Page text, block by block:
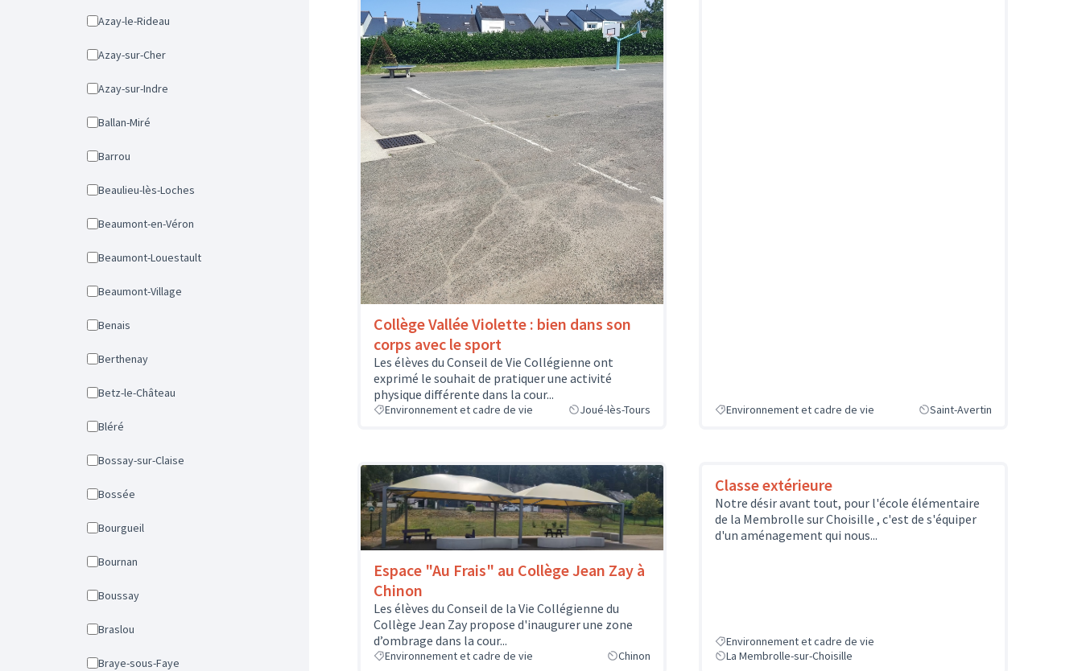
Azay-le-Rideau
Azay-sur-Cher
Azay-sur-Indre
Ballan-Miré
Barrou
Beaulieu-lès-Loches
Beaumont-en-Véron
Beaumont-Louestault
Beaumont-Village
Benais
Berthenay
Betz-le-Château
Bléré
Bossay-sur-Claise
Bossée
Bourgueil
Bournan
Boussay
Braslou
Braye-sous-Faye
Collège Vallée Violette : bien dans son
corps avec le sport
Les élèves du Conseil de Vie Collégienne ont
exprimé le souhait de pratiquer une activité
physique différente dans la cour...
Environnement et cadre de vie Joué-lès-Tours Environnement et cadre de vie Saint-Avertin
Espace "Au Frais" au Collège Jean Zay à
Chinon
Les élèves du Conseil de la Vie Collégienne du
Collège Jean Zay propose d'inaugurer une zone
d’ombrage dans la cour...
Environnement et cadre de vie Chinon
Classe extérieure
Notre désir avant tout, pour l'école élémentaire
de la Membrolle sur Choisille , c'est de s'équiper
d'un aménagement qui nous...
Environnement et cadre de vie
La Membrolle-sur-Choisille